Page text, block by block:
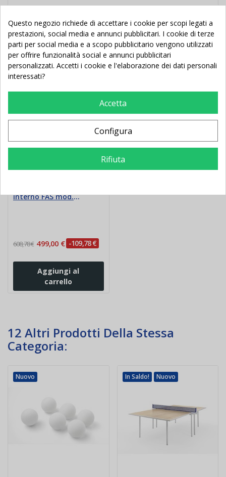
Potrebbe Anche Piacerti
Nuovo
interno FAS mod.
608,78 € 499,00 € -109,78 €
Aggiungi al
carrello
12 Altri Prodotti Della Stessa
Categoria:
Nuovo In Saldo! Nuovo
Questo negozio richiede di accettare i cookie per scopi legati a
prestazioni, social media e annunci pubblicitari. I cookie di terze
parti per social media e a scopo pubblicitario vengono utilizzati
per offrire funzionalità social e annunci pubblicitari
personalizzati. Accetti i cookie e l'elaborazione dei dati personali
interessati?
Accetta
Configura
Rifiuta